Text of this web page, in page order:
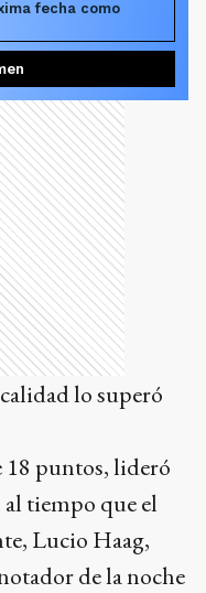
fecha como
lo superó
18 puntos, lideró
tiempo que el
Lucio Haag,
de la noche